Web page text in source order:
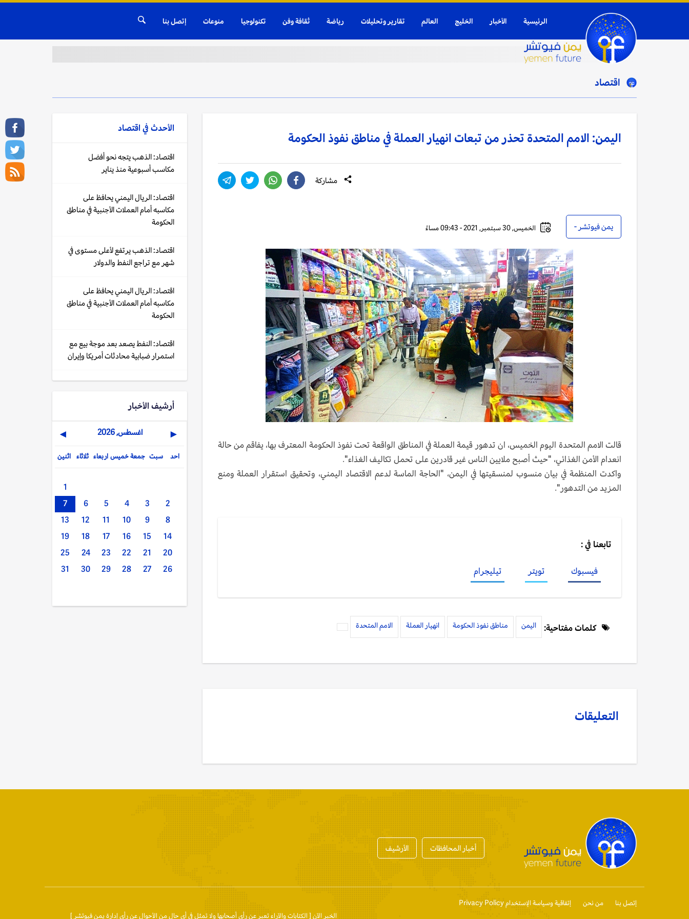
الرئيسية الأخبار الخليج العالم تقارير وتحليلات رياضة ثقافة وفن تكنولوجيا منوعات إتصل بنا
اقتصاد
اليمن: الامم المتحدة تحذر من تبعات انهيار العملة في مناطق نفوذ الحكومة
مشاركة
يمن فيوتشر - الخميس, 30 سبتمبر, 2021 - 09:43 مساءً
قالت الامم المتحدة اليوم الخميس، ان تدهور قيمة العملة في المناطق الواقعة تحت نفوذ الحكومة المعترف بها، يفاقم من حالة
انعدام الأمن الغذائي، "حيث أصبح ملايين الناس غير قادرين على تحمل تكاليف ‎الغذاء".
واكدت المنظمة في بيان منسوب لمنسقيتها في اليمن، "الحاجة الماسة لدعم الاقتصاد اليمني، وتحقيق استقرار العملة ومنع
المزيد من التدهور".
تابعنا في :
فيسبوك تويتر تيليجرام
كلمات مفتاحية: اليمن مناطق نفوذ الحكومة انهيار العملة الامم المتحدة
التعليقات
الأحدث في اقتصاد
اقتصاد: الذهب يتجه نحو أفضل
مكاسب أسبوعية منذ يناير
اقتصاد: الريال اليمني يحافظ على
مكاسبه أمام العملات الأجنبية في مناطق
الحكومة
اقتصاد: الذهب يرتفع لأعلى مستوى في
شهر مع تراجع النفط والدولار
اقتصاد: الريال اليمني يحافظ على
مكاسبه أمام العملات الأجنبية في مناطق
الحكومة
اقتصاد: النفط يصعد بعد موجة بيع مع
استمرار ضبابية محادثات أمريكا وإيران
أرشيف الأخبار
◀ اغسطس, 2026 ▶
اثنين ثلاثاء اربعاء خميس جمعة سبت احد
1
2
3
4
5
6
7
8
9
10
11
12
13
14
15
16
17
18
19
20
21
22
23
24
25
26
27
28
29
30
31
أخبار المحافظات الأرشيف
إتصل بنا من نحن
إتفاقية وسياسة الإستخدام Privacy Policy
الخبر الآن [ الكتابات والآراء تعبر عن رأي أصحابها ولا تمثل في أي حال من الأحوال عن رأي إدارة يمن فيوتشر ]